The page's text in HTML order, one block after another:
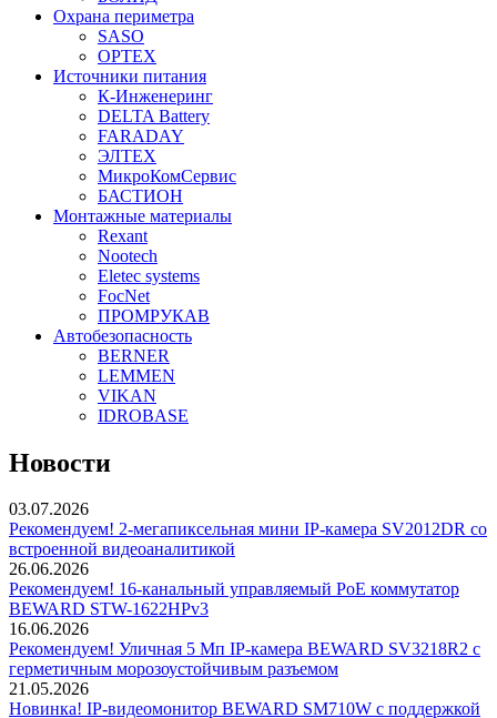
Охрана периметра
SASO
OPTEX
Источники питания
К-Инженеринг
DELTA Battery
FARADAY
ЭЛТЕХ
МикроКомСервис
БАСТИОН
Монтажные материалы
Rexant
Nootech
Eletec systems
FocNet
ПРОМРУКАВ
Автобезопасность
BERNER
LEMMEN
VIKAN
IDROBASE
Новости
03.07.2026
Рекомендуем! 2-мегапиксельная мини IP-камера SV2012DR со
встроенной видеоаналитикой
26.06.2026
Рекомендуем! 16-канальный управляемый PoE коммутатор
BEWARD STW-1622HPv3
16.06.2026
Рекомендуем! Уличная 5 Мп IP-камера BEWARD SV3218R2 с
герметичным морозоустойчивым разъемом
21.05.2026
Новинка! IP-видеомонитор BEWARD SM710W с поддержкой